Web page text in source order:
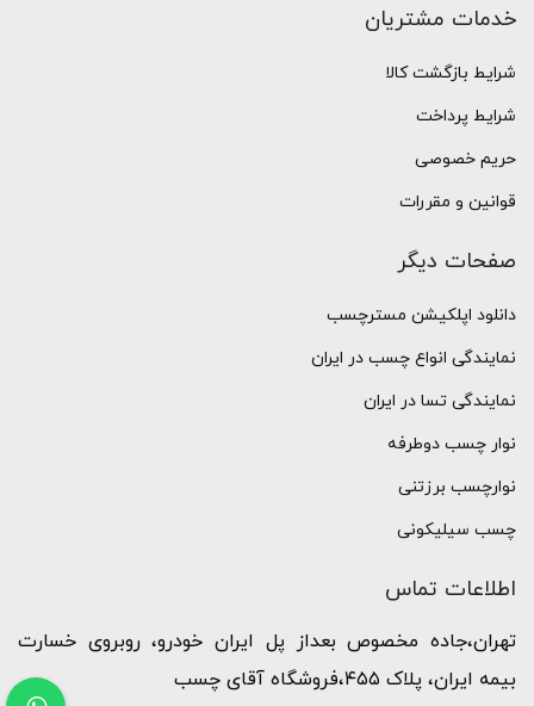
خدمات مشتریان
شرایط بازگشت کالا
شرایط پرداخت
حریم خصوصی
قوانین و مقررات
صفحات دیگر
دانلود اپلکیشن مسترچسب
نمایندگی انواع چسب در ایران
نمایندگی تسا در ایران
نوار چسب دوطرفه
نوارچسب برزتنی
چسب سیلیکونی
اطلاعات تماس
تهران،جاده مخصوص بعداز پل ایران خودرو، روبروی خسارت
بیمه ایران، پلاک ۴۵۵،فروشگاه آقای چسب